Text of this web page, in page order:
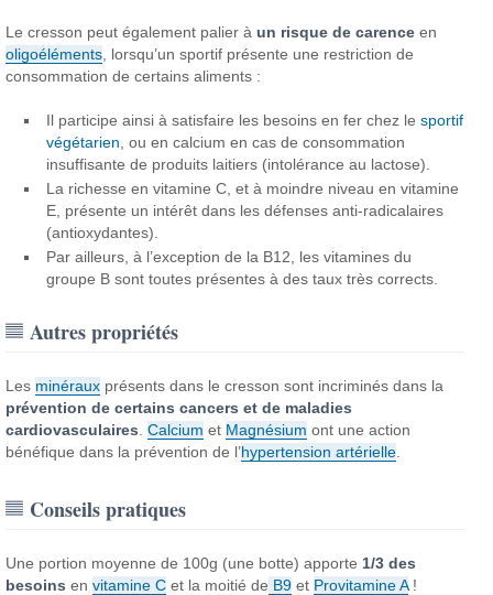
Le cresson peut également palier à un risque de carence en
oligoéléments , lorsqu’un sportif présente une restriction de
consommation de certains aliments :
Il participe ainsi à satisfaire les besoins en fer chez lesportif
végétarien , ou en calcium en cas de consommation
insuffisante de produits laitiers (intolérance au lactose).
La richesse en vitamine C, et à moindre niveau en vitamine
E, présente un intérêt dans les défenses anti-radicalaires
(antioxydantes).
Par ailleurs, à l’exception de la B12, les vitamines du
groupe B sont toutes présentes à des taux très corrects.
Autres propriétés
Les minéraux présents dans le cresson sont incriminés dans la
prévention de certains cancers et de maladies
cardiovasculaires .Calcium et Magnésium ont une action
bénéfique dans la prévention de l’hypertension artérielle
Conseils pratiques
Une portion moyenne de 100g (une botte) apporte 1/3 des
besoins envitamine C et la moitié de B9 et Provitamine A!